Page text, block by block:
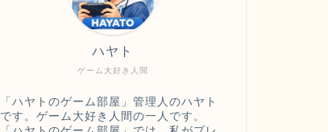
ゲーム大好き人間
ハヤト
「ハヤトのゲーム部屋」管理人のハヤト
です。ゲーム大好き人間の一人です。